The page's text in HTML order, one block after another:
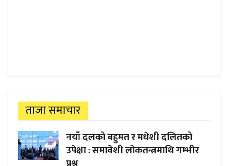
ताजा समाचार
नयाँ दलको बहुमत र मधेशी दलितको
उपेक्षा : समावेशी लोकतन्त्रमाथि गम्भीर